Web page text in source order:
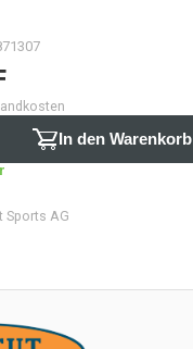
In den Warenkorb
Sports AG